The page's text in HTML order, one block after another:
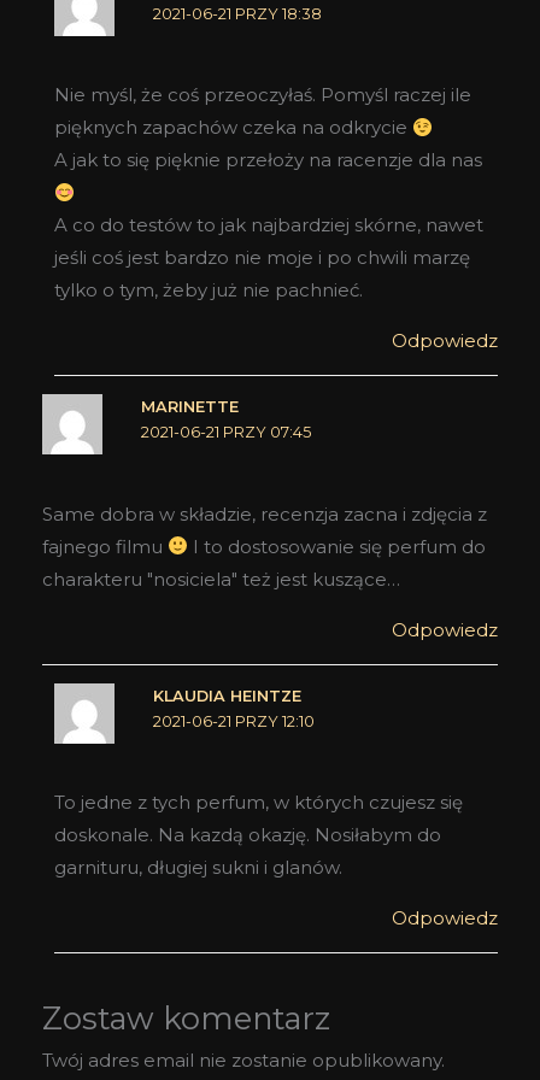
2021-06-21 PRZY 18:38
Nie myśl, że coś przeoczyłaś. Pomyśl raczej ile
pięknych zapachów czeka na odkrycie
A jak to się pięknie przełoży na racenzje dla nas
A co do testów to jak najbardziej skórne, nawet
jeśli coś jest bardzo nie moje i po chwili marzę
tylko o tym, żeby już nie pachnieć.
Odpowiedz
MARINETTE
2021-06-21 PRZY 07:45
Same dobra w składzie, recenzja zacna i zdjęcia z
fajnego filmu
I to dostosowanie się perfum do
charakteru "nosiciela" też jest kuszące…
Odpowiedz
KLAUDIA HEINTZE
2021-06-21 PRZY 12:10
To jedne z tych perfum, w których czujesz się
doskonale. Na kazdą okazję. Nosiłabym do
garnituru, długiej sukni i glanów.
Odpowiedz
Zostaw komentarz
Twój adres email nie zostanie opublikowany.